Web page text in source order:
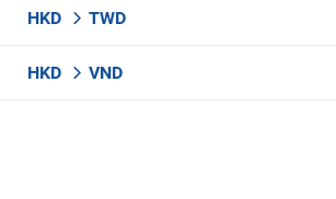
HKD TWD
HKD VND